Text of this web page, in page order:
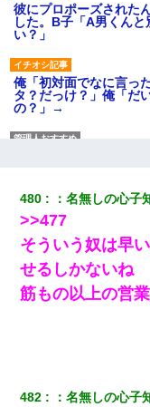
彼にプロポーズされた
した。B子「A男くん
い？」
俺「初対面でなに言っ
タ？だっけ？」俺「だ
の？」→
【ワロタ】姉から「肉
け」というタイトルで
デパートの外商『私さ
していて…』私「！？
480 ：名無しの心子
>>477
そういう奴は早
せるしかないね
筋もの以上の営
482 ：名無しの心子